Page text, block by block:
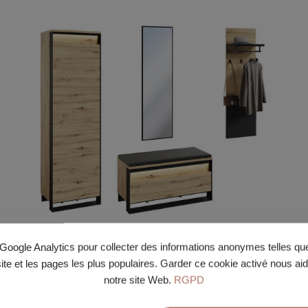
Analytics pour collecter des informations anonymes telles
et les pages les plus populaires. Garder ce cookie activé nous
notre site Web. RGPD
LED